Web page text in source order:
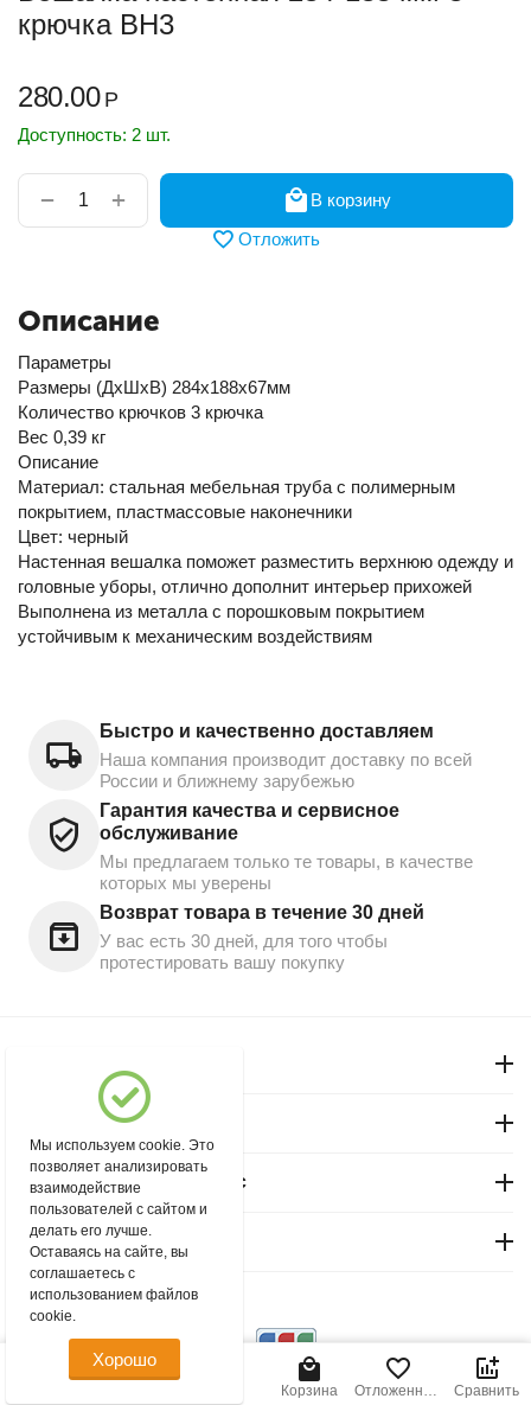
крючка ВН3
280.00 Р
Доступность: 2 шт.
+
−
В корзину
Отложить
Описание
Параметры
Размеры (ДхШхВ) 284х188х67мм
Количество крючков 3 крючка
Вес 0,39 кг
Описание
Материал: стальная мебельная труба с полимерным
покрытием, пластмассовые наконечники
Цвет: черный
Настенная вешалка поможет разместить верхнюю одежду и
головные уборы, отлично дополнит интерьер прихожей
Выполнена из металла с порошковым покрытием
устойчивым к механическим воздействиям
Быстро и качественно доставляем
Наша компания производит доставку по всей
России и ближнему зарубежью
Гарантия качества и сервисное
обслуживание
Мы предлагаем только те товары, в качестве
которых мы уверены
Возврат товара в течение 30 дней
У вас есть 30 дней, для того чтобы
протестировать вашу покупку
Магазин "Северный"
Покупательский сервис
Контакты
© 2004 - 2026 msever.ru.
280.00 Р В корзину
Корзина
Отложенные
Сравнить
Мы используем cookie. Это
позволяет анализировать
взаимодействие
пользователей с сайтом и
делать его лучше.
Оставаясь на сайте, вы
соглашаетесь с
использованием файлов
cookie.
Хорошо